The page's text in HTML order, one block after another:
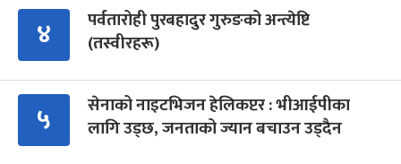
४
पर्वतारोही पुरबहादुर गुरुङको अन्त्येष्टि
(तस्वीरहरू)
५
सेनाको नाइटभिजन हेलिकप्टर : भीआईपीका
लागि उड्छ, जनताको ज्यान बचाउन उड्दैन